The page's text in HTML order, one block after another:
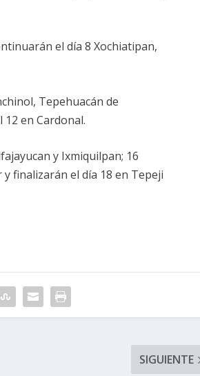
el día 8 Xochiatipan,
Tepehuacán de
en Cardonal.
y Ixmiquilpan; 16
finalizarán el día 18 en Tepeji
SIGUIENTE